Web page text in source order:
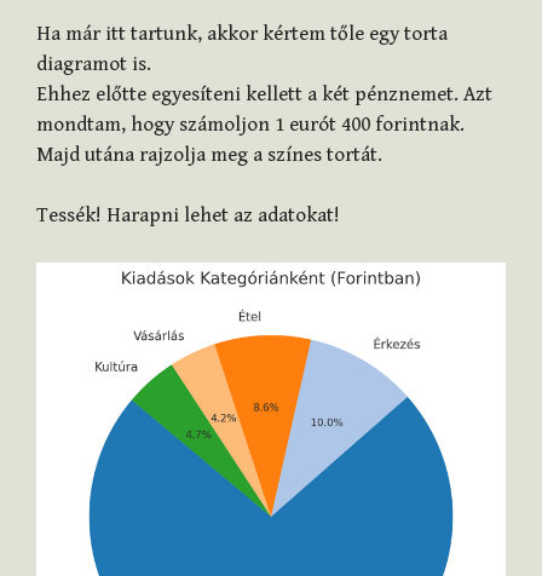
Ha már itt tartunk, akkor kértem tőle egy torta
diagramot is.
Ehhez előtte egyesíteni kellett a két pénznemet. Azt
mondtam, hogy számoljon 1 eurót 400 forintnak.
Majd utána rajzolja meg a színes tortát.
Tessék! Harapni lehet az adatokat!